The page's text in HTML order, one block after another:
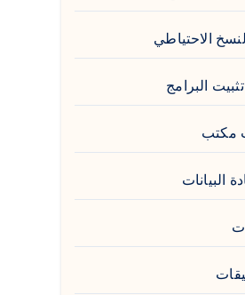
الاحتياطي
تثبيت البرامج
مكتب
البيانات